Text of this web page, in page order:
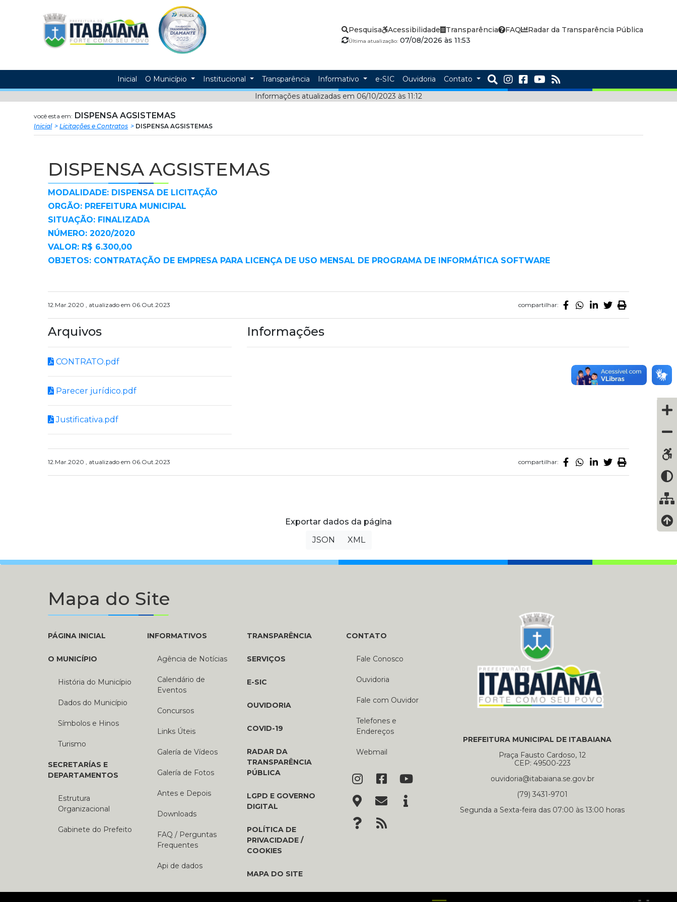
Prefeitura
Municipal
Itabaiana
Pesquisa Acessibilidade Transparência FAQ Radar da Transparência Pública
Última atualização:07/08/2026 às 11:53
Inicial O Município Institucional Transparência Informativo e-SIC Ouvidoria
Contato
Informações atualizadas em 06/10/2023 às 11:12
você esta em: DISPENSA AGSISTEMAS
Inicial Licitações e Contratos DISPENSA AGSISTEMAS
DISPENSA AGSISTEMAS
MODALIDADE: DISPENSA DE LICITAÇÃO
ORGÃO: PREFEITURA MUNICIPAL
SITUAÇÃO: FINALIZADA
NÚMERO: 2020/2020
VALOR: R$ 6.300,00
OBJETOS: CONTRATAÇÃO DE EMPRESA PARA LICENÇA DE USO MENSAL DE PROGRAMA DE INFORMÁTICA SOFTWARE
12.Mar.2020 , atualizado em 06.Out.2023 compartilhar:
Arquivos
CONTRATO.pdf
Parecer jurídico.pdf
Justificativa.pdf
Informações
12.Mar.2020 , atualizado em 06.Out.2023 compartilhar:
Exportar dados da página
JSON
XML
Mapa do Site
PÁGINA INICIAL
O MUNICÍPIO
História do Município
Dados do Município
Símbolos e Hinos
Turismo
SECRETARÍAS E
DEPARTAMENTOS
Estrutura
Organizacional
Gabinete do Prefeito
INFORMATIVOS
Agência de Notícias
Calendário de
Eventos
Concursos
Links Úteis
Galería de Vídeos
Galería de Fotos
Antes e Depois
Downloads
FAQ / Perguntas
Frequentes
Api de dados
TRANSPARÊNCIA
SERVIÇOS
E-SIC
OUVIDORIA
COVID-19
RADAR DA
TRANSPARÊNCIA
PÚBLICA
LGPD E GOVERNO
DIGITAL
POLÍTICA DE
PRIVACIDADE /
COOKIES
MAPA DO SITE
CONTATO
Fale Conosco
Ouvidoria
Fale com Ouvidor
Telefones e
Endereços
Webmail
PREFEITURA MUNICIPAL DE ITABAIANA
Praça Fausto Cardoso, 12
CEP: 49500-223
ouvidoria@itabaiana.se.gov.br
(79) 3431-9701
Segunda a Sexta-feira das 07:00 às 13:00 horas